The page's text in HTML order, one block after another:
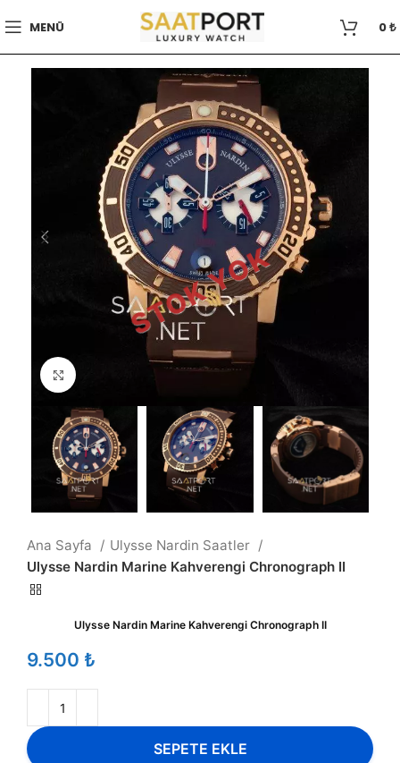
MENÜ 0₺
Büyütmek için tıklayın
STOK YOK
Ana Sayfa
Ulysse Nardin Saatler
Ulysse Nardin Marine Kahverengi Chronograph II
Ulysse Nardin Marine Kahverengi Chronograph II
₺
SEPETE EKLE